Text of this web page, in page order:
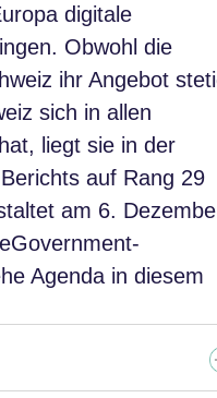
digitale
Obwohl die
ihr Angebot
sich in allen
liegt sie in der
auf Rang 29
am 6.
Agenda in diesem